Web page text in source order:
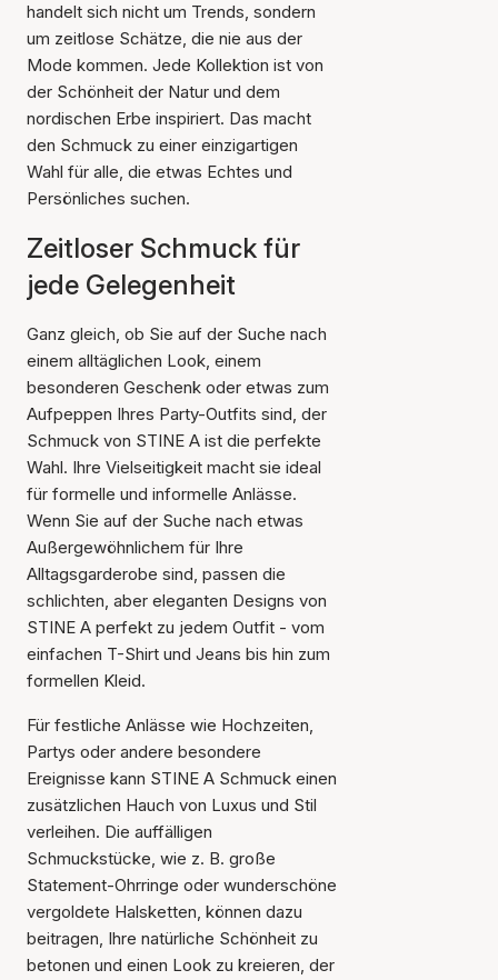
handelt sich nicht um Trends, sondern
um zeitlose Schätze, die nie aus der
Mode kommen. Jede Kollektion ist von
der Schönheit der Natur und dem
nordischen Erbe inspiriert. Das macht
den Schmuck zu einer einzigartigen
Wahl für alle, die etwas Echtes und
Persönliches suchen.
Zeitloser Schmuck für
jede Gelegenheit
Ganz gleich, ob Sie auf der Suche nach
einem alltäglichen Look, einem
besonderen Geschenk oder etwas zum
Aufpeppen Ihres Party-Outfits sind, der
Schmuck von STINE A ist die perfekte
Wahl. Ihre Vielseitigkeit macht sie ideal
für formelle und informelle Anlässe.
Wenn Sie auf der Suche nach etwas
Außergewöhnlichem für Ihre
Alltagsgarderobe sind, passen die
schlichten, aber eleganten Designs von
STINE A perfekt zu jedem Outfit - vom
einfachen T-Shirt und Jeans bis hin zum
formellen Kleid.
Für festliche Anlässe wie Hochzeiten,
Partys oder andere besondere
Ereignisse kann STINE A Schmuck einen
zusätzlichen Hauch von Luxus und Stil
verleihen. Die auffälligen
Schmuckstücke, wie z. B. große
Statement-Ohrringe oder wunderschöne
vergoldete Halsketten, können dazu
beitragen, Ihre natürliche Schönheit zu
betonen und einen Look zu kreieren, der